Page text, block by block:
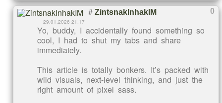
0
# ZintsnakInhakIM
29.01.2026 21:17
Yo, buddy, I accidentally found something so
cool, I had to shut my tabs and share
immediately.
This article is totally bonkers. It’s packed with
wild visuals, next-level thinking, and just the
right amount of pixel sass.